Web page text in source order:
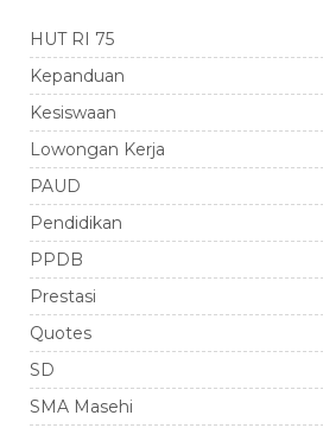
HUT RI 75
Kepanduan
Kesiswaan
Lowongan Kerja
PAUD
Pendidikan
PPDB
Prestasi
Quotes
SD
SMA Masehi